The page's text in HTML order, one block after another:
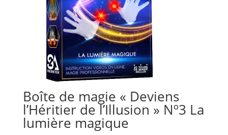
Boîte de magie « Deviens
l’Héritier de l’Illusion » Nº3 La
lumière magique